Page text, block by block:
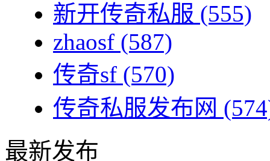
新开传奇私服 (555)
zhaosf (587)
传奇sf (570)
传奇私服发布网
最新发布